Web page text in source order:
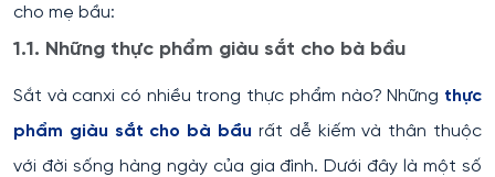
cho mẹ bầu:
1.1. Những thực phẩm giàu sắt cho bà bầu
Sắt và canxi có nhiều trong thực phẩm nào? Những thực
phẩm giàu sắt cho bà bầu rất dễ kiếm và thân thuộc
với đời sống hàng ngày của gia đình. Dưới đây là một số